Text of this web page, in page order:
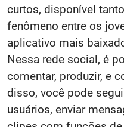
curtos, disponível
fenômeno entre os
aplicativo mais
Nessa rede social, é
comentar, produzir, e
disso, você pode
usuários, enviar